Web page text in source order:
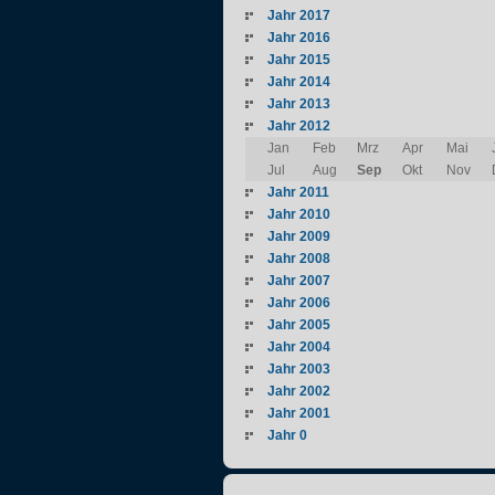
Jahr 2017
Jahr 2016
Jahr 2015
Jahr 2014
Jahr 2013
Jahr 2012
Jan
Feb Mrz Apr Mai
Jul
Aug Sep Okt Nov
Jahr 2011
Jahr 2010
Jahr 2009
Jahr 2008
Jahr 2007
Jahr 2006
Jahr 2005
Jahr 2004
Jahr 2003
Jahr 2002
Jahr 2001
Jahr 0